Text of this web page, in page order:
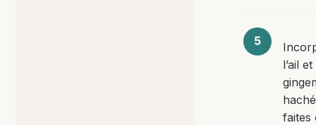
l’ail
faites